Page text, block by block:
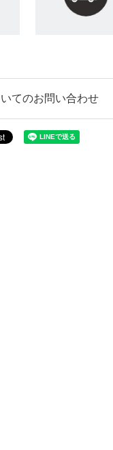
てのお問い合わせ